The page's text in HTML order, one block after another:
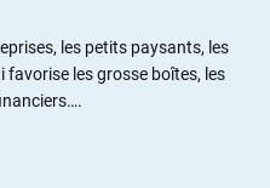
les petits paysants, les
les grosse boîtes, les